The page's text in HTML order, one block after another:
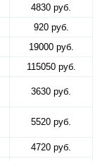
4830 руб.
920 руб.
19000 руб.
115050 руб.
3630 руб.
5520 руб.
4720 руб.